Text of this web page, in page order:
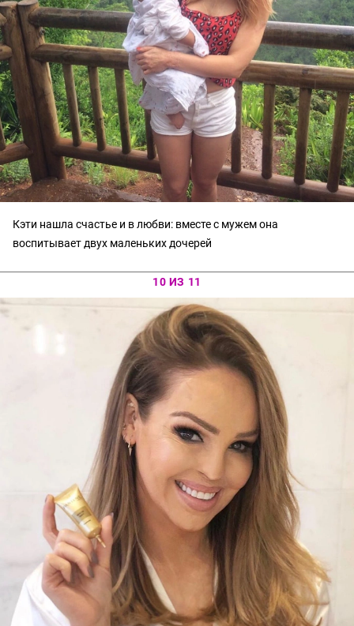
Кэти нашла счастье и в любви: вместе с мужем она
воспитывает двух маленьких дочерей
10 ИЗ 11